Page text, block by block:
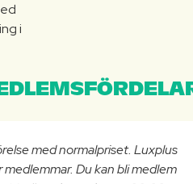
i
med normalpriset. Luxplus
Du kan bli medlem